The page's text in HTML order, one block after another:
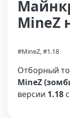
MineZ
#MineZ, #1.18
Отборный
MineZ
версии 1.18